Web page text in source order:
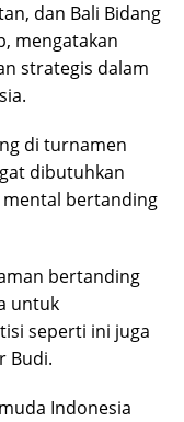
dan Bali Bidang
, mengatakan
strategis dalam
di turnamen
dibutuhkan
bertanding
bertanding
untuk
seperti ini juga
Budi.
Indonesia